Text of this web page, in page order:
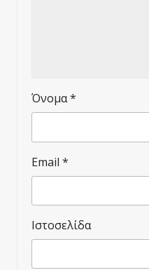
Όνομα*
Email *
Ιστοσελίδα